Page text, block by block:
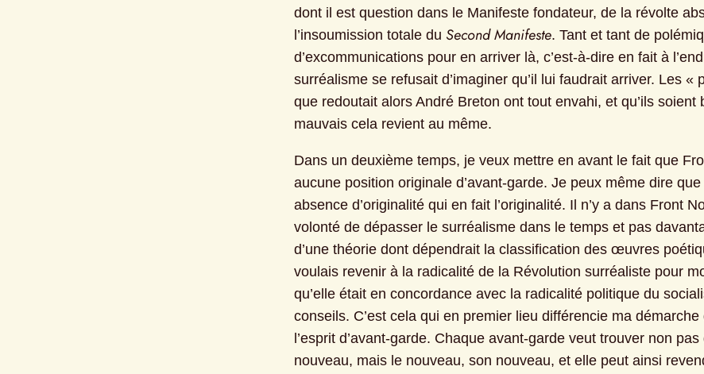
dont il est question dans le Manifeste fondateur, de la révolte
l’insoumission totale du Second Manifeste. Tant et tant de
d’excommunications pour en arriver là, c’est-à-dire en fait à
surréalisme se refusait d’imaginer qu’il lui faudrait arriver. Les «
que redoutait alors André Breton ont tout envahi, et qu’ils soient
mauvais cela revient au même.
Dans un deuxième temps, je veux mettre en avant le fait que
aucune position originale d’avant-garde. Je peux même dire que
absence d’originalité qui en fait l’originalité. Il n’y a dans Front
volonté de dépasser le surréalisme dans le temps et pas
d’une théorie dont dépendrait la classification des œuvres
voulais revenir à la radicalité de la Révolution surréaliste pour
qu’elle était en concordance avec la radicalité politique du
conseils. C’est cela qui en premier lieu différencie ma démarche
l’esprit d’avant-garde. Chaque avant-garde veut trouver non pas
nouveau, mais le nouveau, son nouveau, et elle peut ainsi